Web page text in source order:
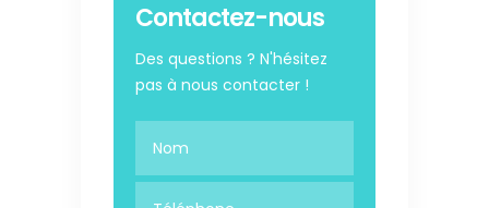
Contactez-nous
Des questions ? N'hésitez
pas à nous contacter !